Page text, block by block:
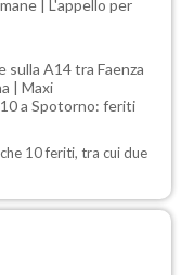
| L'appello per
sulla A14 tra Faenza
| Maxi
a Spotorno: feriti
10 feriti, tra cui due